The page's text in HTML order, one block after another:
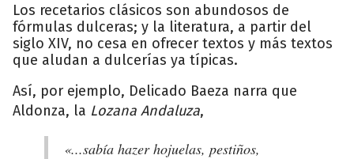
Los recetarios clásicos son abundosos de
fórmulas dulceras; y la literatura, a partir del
siglo XIV, no cesa en ofrecer textos y más textos
que aludan a dulcerías ya típicas.
Así, por ejemplo, Delicado Baeza narra que
Aldonza, la Lozana Andaluza,
«...sabía hazer hojuelas, pestiños,